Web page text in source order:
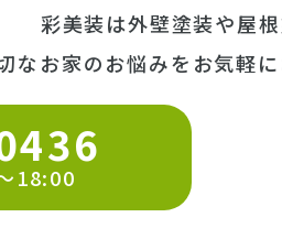
彩美装は外壁塗装や屋根
なお家のお悩みをお気軽に
18:00